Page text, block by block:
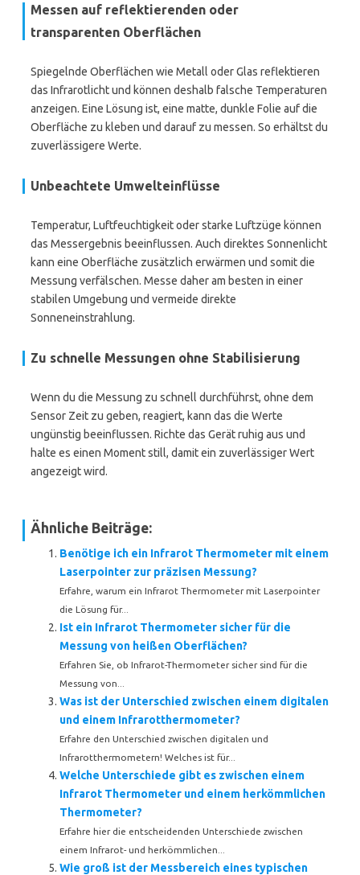
Messen auf reflektierenden oder
transparenten Oberflächen
Spiegelnde Oberflächen wie Metall oder Glas reflektieren
das Infrarotlicht und können deshalb falsche Temperaturen
anzeigen. Eine Lösung ist, eine matte, dunkle Folie auf die
Oberfläche zu kleben und darauf zu messen. So erhältst du
zuverlässigere Werte.
Unbeachtete Umwelteinflüsse
Temperatur, Luftfeuchtigkeit oder starke Luftzüge können
das Messergebnis beeinflussen. Auch direktes Sonnenlicht
kann eine Oberfläche zusätzlich erwärmen und somit die
Messung verfälschen. Messe daher am besten in einer
stabilen Umgebung und vermeide direkte
Sonneneinstrahlung.
Zu schnelle Messungen ohne Stabilisierung
Wenn du die Messung zu schnell durchführst, ohne dem
Sensor Zeit zu geben, reagiert, kann das die Werte
ungünstig beeinflussen. Richte das Gerät ruhig aus und
halte es einen Moment still, damit ein zuverlässiger Wert
angezeigt wird.
Ähnliche Beiträge:
Benötige ich ein Infrarot Thermometer mit einem
Laserpointer zur präzisen Messung?
Erfahre, warum ein Infrarot Thermometer mit Laserpointer
die Lösung für...
Ist ein Infrarot Thermometer sicher für die
Messung von heißen Oberflächen?
Erfahren Sie, ob Infrarot-Thermometer sicher sind für die
Messung von...
Was ist der Unterschied zwischen einem digitalen
und einem Infrarotthermometer?
Erfahre den Unterschied zwischen digitalen und
Infrarotthermometern! Welches ist für...
Welche Unterschiede gibt es zwischen einem
Infrarot Thermometer und einem herkömmlichen
Thermometer?
Erfahre hier die entscheidenden Unterschiede zwischen
einem Infrarot- und herkömmlichen...
Wie groß ist der Messbereich eines typischen